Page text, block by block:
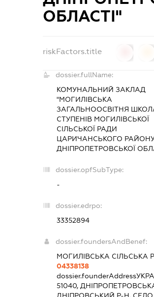
ОБЛАСТІ"
riskFactors.title
dossier.fullName:
КОМУНАЛЬНИЙ ЗАКЛАД
"МОГИЛІВСЬКА
ЗАГАЛЬНООСВІТНЯ ШКОЛА
СТУПЕНІВ МОГИЛІВСЬКОЇ
СІЛЬСЬКОЇ РАДИ
ЦАРИЧАНСЬКОГО
ДНІПРОПЕТРОВСЬКОЇ
dossier.opfSubType:
-
dossier.edrpo:
33352894
dossier.foundersAndBenef:
МОГИЛІВСЬКА СІЛЬСЬКА
04338138
dossier.founderAddress
51040,
ДНІПРОВСЬКИЙ Р-Н, СЕЛО